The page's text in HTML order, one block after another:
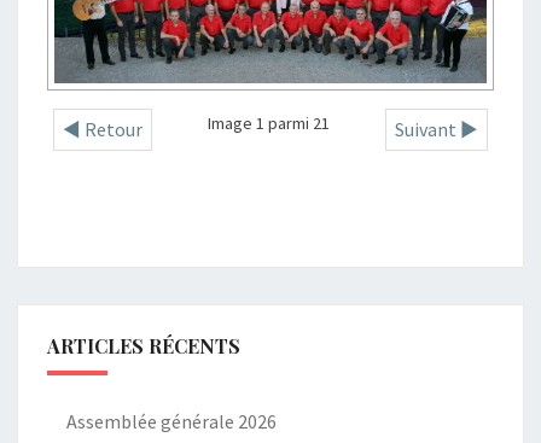
◄ Retour Suivant ►
Image 1 parmi 21
ARTICLES RÉCENTS
Assemblée générale 2026